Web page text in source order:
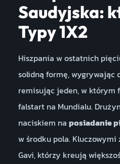
Saudyjska:
Typy 1X2
Hiszpania w ostatnich
solidną formę, wygrywając
remisując jeden, w którym
falstart na Mundialu.
naciskiem na posiadanie
w środku pola.
Gavi, którzy kreują